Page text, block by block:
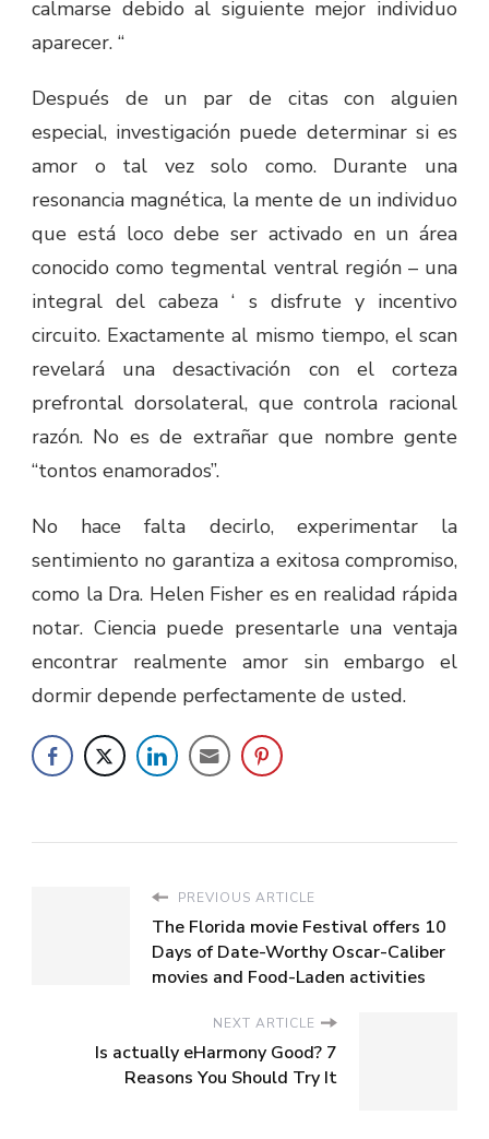
calmarse debido al siguiente mejor individuo
aparecer. “
Después de un par de citas con alguien
especial, investigación puede determinar si es
amor o tal vez solo como. Durante una
resonancia magnética, la mente de un individuo
que está loco debe ser activado en un área
conocido como tegmental ventral región – una
integral del cabeza ‘ s disfrute y incentivo
circuito. Exactamente al mismo tiempo, el scan
revelará una desactivación con el corteza
prefrontal dorsolateral, que controla racional
razón. No es de extrañar que nombre gente
“tontos enamorados”.
No hace falta decirlo, experimentar la
sentimiento no garantiza a exitosa compromiso,
como la Dra. Helen Fisher es en realidad rápida
notar. Ciencia puede presentarle una ventaja
encontrar realmente amor sin embargo el
dormir depende perfectamente de usted.
PREVIOUS ARTICLE
The Florida movie Festival offers 10
Days of Date-Worthy Oscar-Caliber
movies and Food-Laden activities
NEXT ARTICLE
Is actually eHarmony Good? 7
Reasons You Should Try It